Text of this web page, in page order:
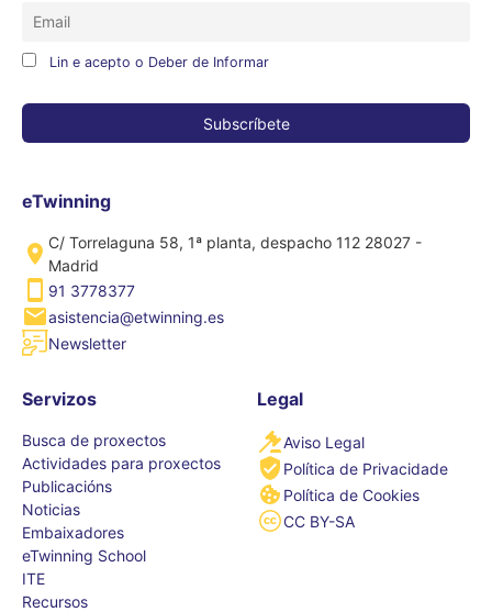
Lin e acepto o Deber de Informar
eTwinning
C/ Torrelaguna 58, 1ª planta, despacho 112 28027 -
Madrid
91 3778377
asistencia@etwinning.es
Newsletter
Servizos
Busca de proxectos
Actividades para proxectos
Publicacións
Noticias
Embaixadores
eTwinning School
ITE
Recursos
Legal
Aviso Legal
Política de Privacidade
Política de Cookies
CC BY-SA